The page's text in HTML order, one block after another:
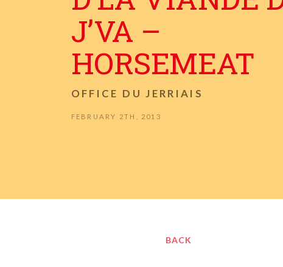
J’VA –
HORSEMEAT
OFFICE DU JERRIAIS
FEBRUARY 2TH, 2013
BACK